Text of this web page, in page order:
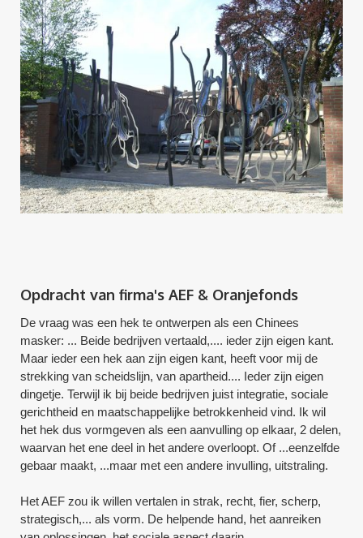
Opdracht van firma's AEF & Oranjefonds
De vraag was een hek te ontwerpen als een Chinees
masker: ... Beide bedrijven vertaald,.... ieder zijn eigen kant.
Maar ieder een hek aan zijn eigen kant, heeft voor mij de
strekking van scheidslijn, van apartheid.... Ieder zijn eigen
dingetje. Terwijl ik bij beide bedrijven juist integratie, sociale
gerichtheid en maatschappelijke betrokkenheid vind. Ik wil
het hek dus vormgeven als een aanvulling op elkaar, 2 delen,
waarvan het ene deel in het andere overloopt. Of ...eenzelfde
gebaar maakt, ...maar met een andere invulling, uitstraling.
Het AEF zou ik willen vertalen in strak, recht, fier, scherp,
strategisch,... als vorm. De helpende hand, het aanreiken